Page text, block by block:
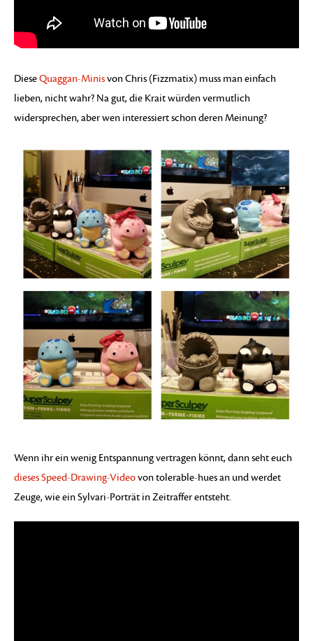
DieseQuaggan-Minisvon Chris (Fizzmatix) muss man einfach
lieben, nicht wahr? Na gut, die Krait würden vermutlich
widersprechen, aber wen interessiert schon deren Meinung?
Wenn ihr ein wenig Entspannung vertragen könnt, dann seht euch
dieses Speed-Drawing-Videovon tolerable-hues an und werdet
Zeuge, wie ein Sylvari-Porträt in Zeitraffer entsteht.